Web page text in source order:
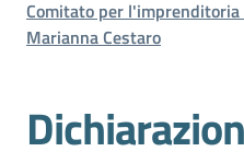
Impresa
Comitato per l'imprenditoria
Marianna Cestaro